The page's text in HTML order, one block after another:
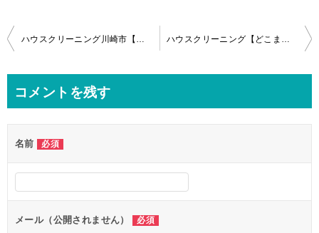
投
ビ
ー
シ
ョ
ン
ハウスクリーニング川崎市【日立しろくまくんお掃除機能付きエアコン】分解クリーニング作業内容 ハウスクリーニング【どこまでお掃除する？】お掃除ロボパナソニックエアコンの分解！
コメントを残す
名前 必須
メール（公開されません） 必須